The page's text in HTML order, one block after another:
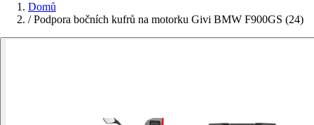
Domů
/ Podpora bočních kufrů na motorku Givi BMW F900GS (24)